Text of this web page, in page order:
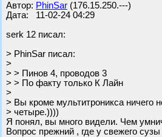
Автор: PhinSar (176.15.250.---)
Дата: 11-02-24 04:29
serk 12 писал:
> PhinSar писал:
>
> > Пинов 4, проводов 3
> > По факту только К Лайн
>
> Вы кроме мультитроникса ничего
> четыре.))))
Я понял, вы много видели. Чем
Вопрос прежний , где у свежего